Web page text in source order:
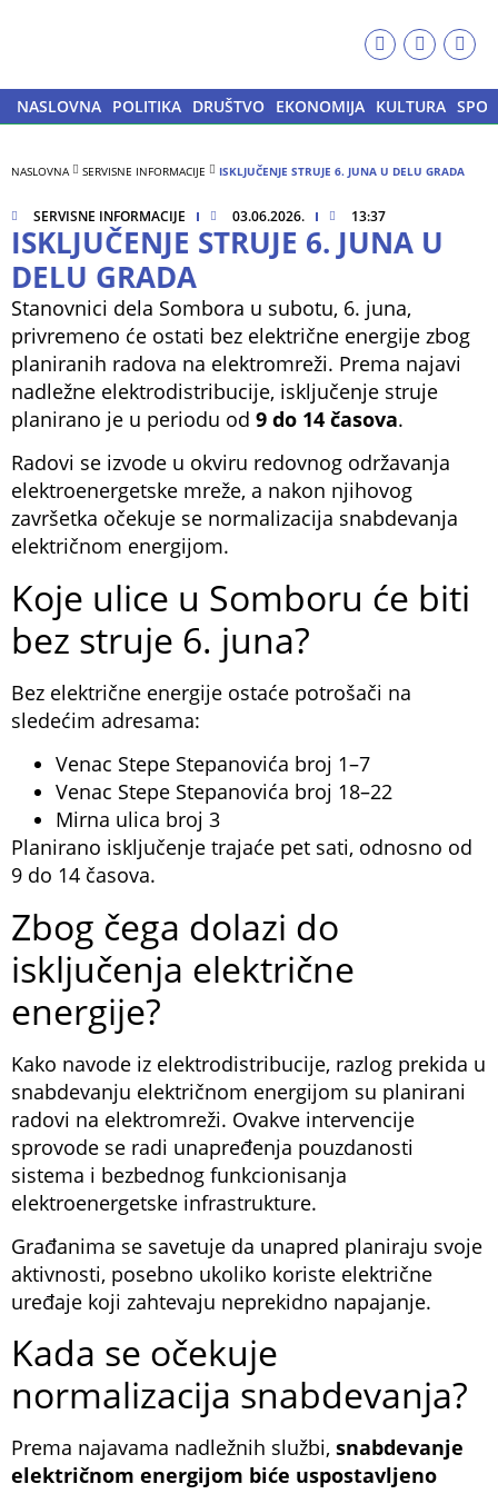
NASLOVNA POLITIKA DRUŠTVO EKONOMIJA KULTURA
NASLOVNA SERVISNE INFORMACIJE ISKLJUČENJE STRUJE 6. JUNA U DELU GRADA
SERVISNE INFORMACIJE 03.06.2026. 13:37
ISKLJUČENJE STRUJE 6. JUNA U
DELU GRADA
Stanovnici dela Sombora u subotu, 6. juna,
privremeno će ostati bez električne energije zbog
planiranih radova na elektromreži. Prema najavi
nadležne elektrodistribucije, isključenje struje
planirano je u periodu od 9 do 14 časova.
Radovi se izvode u okviru redovnog održavanja
elektroenergetske mreže, a nakon njihovog
završetka očekuje se normalizacija snabdevanja
električnom energijom.
Koje ulice u Somboru će biti
bez struje 6. juna?
Bez električne energije ostaće potrošači na
sledećim adresama:
Venac Stepe Stepanovića broj 1–7
Venac Stepe Stepanovića broj 18–22
Mirna ulica broj 3
Planirano isključenje trajaće pet sati, odnosno od
9 do 14 časova.
Zbog čega dolazi do
isključenja električne
energije?
Kako navode iz elektrodistribucije, razlog prekida u
snabdevanju električnom energijom su planirani
radovi na elektromreži. Ovakve intervencije
sprovode se radi unapređenja pouzdanosti
sistema i bezbednog funkcionisanja
elektroenergetske infrastrukture.
Građanima se savetuje da unapred planiraju svoje
aktivnosti, posebno ukoliko koriste električne
uređaje koji zahtevaju neprekidno napajanje.
Kada se očekuje
normalizacija snabdevanja?
Prema najavama nadležnih službi, snabdevanje
električnom energijom biće uspostavljeno